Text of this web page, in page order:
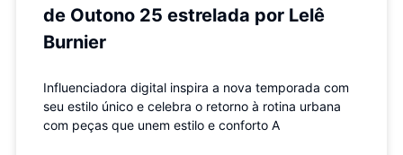
de Outono 25 estrelada por Lelê
Burnier
Influenciadora digital inspira a nova temporada com
seu estilo único e celebra o retorno à rotina urbana
com peças que unem estilo e conforto A